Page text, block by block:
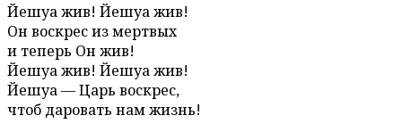
Йешуа жив! Йешуа жив!
Он воскрес из мертвых
и теперь Он жив!
Йешуа жив! Йешуа жив!
Йешуа — Царь воскрес,
чтоб даровать нам жизнь!